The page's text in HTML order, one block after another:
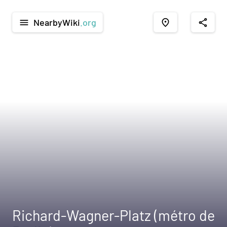
menu NearbyWiki .org place share
Richard-Wagner-Platz (métro de